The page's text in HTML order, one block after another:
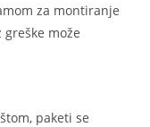
za montiranje
može
paketi se